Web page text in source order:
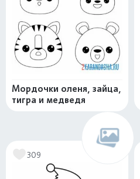
Мордочки оленя, зайца,
тигра и медведя
309